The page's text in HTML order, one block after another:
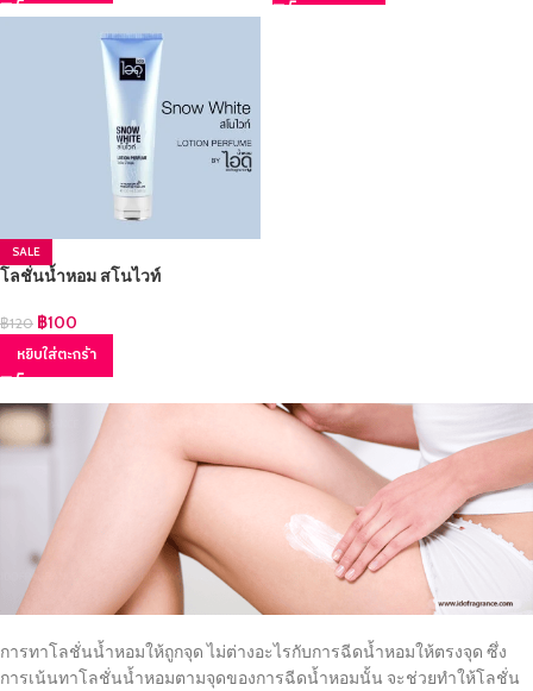
SALE
โลชั่นน้ำหอม สโนไวท์
฿120 ฿100
หยิบใส่ตะกร้า
การทาโลชั่นน้ำหอมให้ถูกจุด ไม่ต่างอะไรกับการฉีดน้ำหอมให้ตรงจุด ซึ่ง
การเน้นทาโลชั่นน้ำหอมตามจุดของการฉีดน้ำหอมนั้น จะช่วยทำให้โลชั่น